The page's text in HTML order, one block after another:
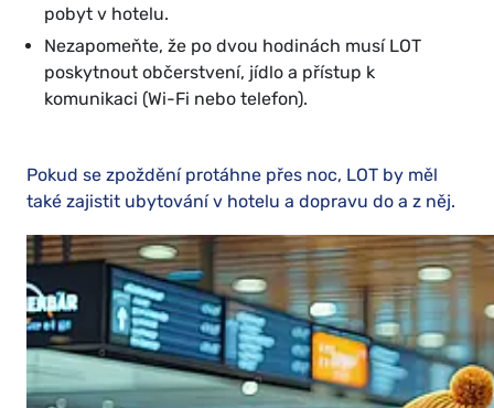
pobyt v hotelu.
Nezapomeňte, že po dvou hodinách musí LOT
poskytnout občerstvení, jídlo a přístup k
komunikaci (Wi-Fi nebo telefon).
Pokud se zpoždění protáhne přes noc, LOT by měl
také zajistit ubytování v hotelu a dopravu do a z něj.